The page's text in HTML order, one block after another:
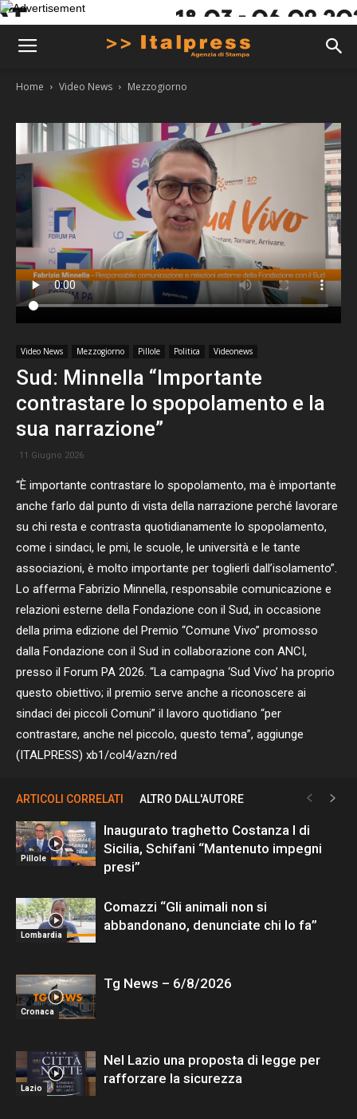
Home Video News Mezzogiorno
Video News Mezzogiorno Pillole Politica Videonews
Sud: Minnella “Importante
contrastare lo spopolamento e la
sua narrazione”
11 Giugno 2026
“È importante contrastare lo spopolamento, ma è importante
anche farlo dal punto di vista della narrazione perché lavorare
su chi resta e contrasta quotidianamente lo spopolamento,
come i sindaci, le pmi, le scuole, le università e le tante
associazioni, è molto importante per toglierli dall’isolamento”.
Lo afferma Fabrizio Minnella, responsabile comunicazione e
relazioni esterne della Fondazione con il Sud, in occasione
della prima edizione del Premio “Comune Vivo” promosso
dalla Fondazione con il Sud in collaborazione con ANCI,
presso il Forum PA 2026. “La campagna ‘Sud Vivo’ ha proprio
questo obiettivo; il premio serve anche a riconoscere ai
sindaci dei piccoli Comuni” il lavoro quotidiano “per
contrastare, anche nel piccolo, questo tema”, aggiunge
(ITALPRESS) xb1/col4/azn/red
ARTICOLI CORRELATI ALTRO DALL'AUTORE
Pillole
Inaugurato traghetto Costanza I di
Sicilia, Schifani “Mantenuto impegni
presi”
Lombardia
Comazzi “Gli animali non si
abbandonano, denunciate chi lo fa”
Cronaca
Tg News – 6/8/2026
Lazio
Nel Lazio una proposta di legge per
rafforzare la sicurezza